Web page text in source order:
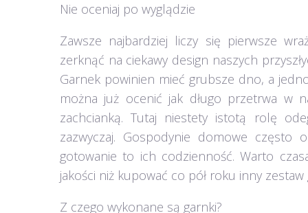
Nie oceniaj po wyglądzie
Zawsze najbardziej liczy się pierwsze
zerknąć na ciekawy design naszych
Garnek powinien mieć grubsze dno, a
można już ocenić jak długo przetrwa w
zachcianką. Tutaj niestety istotą rolę
zazwyczaj. Gospodynie domowe często
gotowanie to ich codzienność. Warto
jakości niż kupować co pół roku inny zestaw
Z czego wykonane są garnki?